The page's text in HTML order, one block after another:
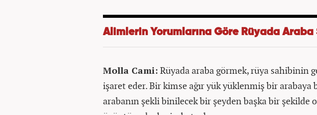
Alimlerin Yorumlarına Göre Rüyada Araba
Molla Cami: Rüyada araba görmek, rüya sahibinin
işaret eder. Bir kimse ağır yük yüklenmiş bir
arabanın şekli binilecek bir şeyden başka bir şekilde